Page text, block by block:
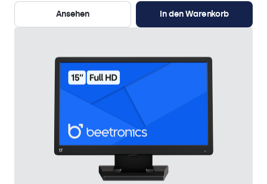
Ansehen In den Warenkorb